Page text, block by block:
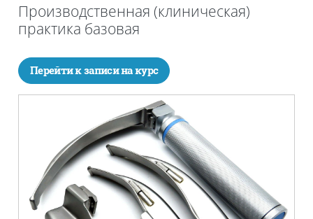
Производственная (клиническая)
практика базовая
Блоки
Перейти к записи на курс